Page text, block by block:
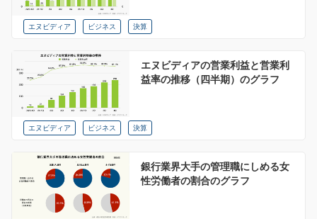
エヌビディア ビジネス 決算
エヌビディアの営業利益と営業利
益率の推移（四半期）のグラフ
エヌビディア ビジネス 決算
銀行業界大手の管理職にしめる女
性労働者の割合のグラフ